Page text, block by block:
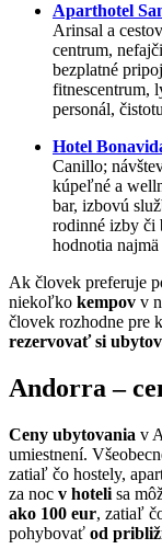
Aparthotel
Arinsal a
centrum,
bezplatné
fitnescentrum,
personál,
Hotel
Canillo;
kúpeľné a
bar, izbovú
rodinné izby či
hodnotia
Ak človek preferuje
niekoľko kempov v
človek rozhodne pre
rezervovať si
Andorra –
Ceny ubytovania v
umiestnení.
zatiaľ čo hostely,
za noc v hoteli sa
ako 100 eur, zatiaľ
pohybovať od